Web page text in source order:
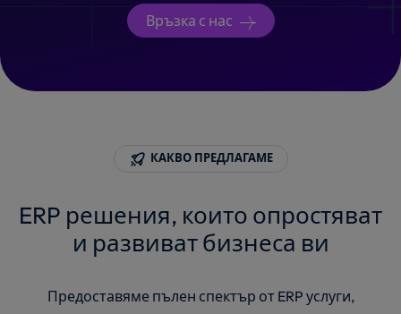
Връзка с нас
КАКВО ПРЕДЛАГАМЕ
ERP решения, които опростяват
и развиват бизнеса ви
Предоставяме пълен спектър от ERP услуги,